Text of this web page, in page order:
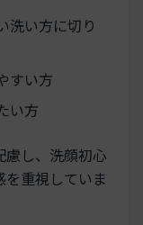
洗い方に切り
すい方
い方
慮し、洗顔初心
重視していま